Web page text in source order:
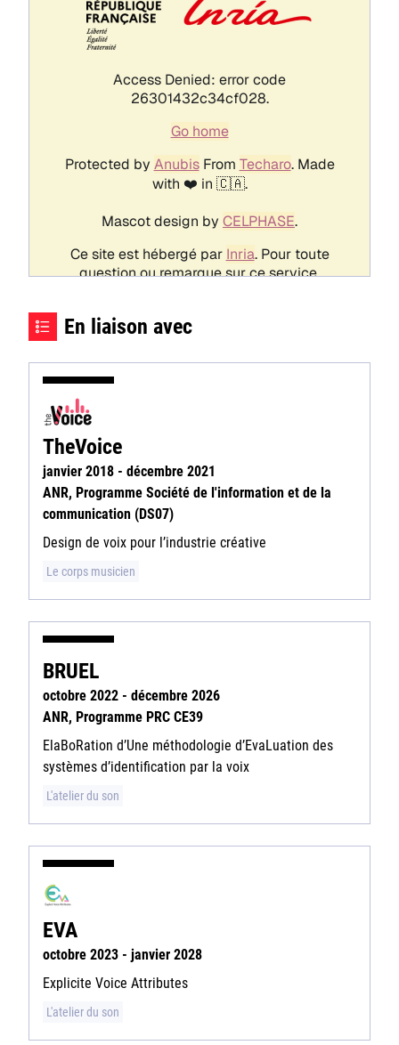
En liaison avec
TheVoice
janvier 2018 - décembre 2021
ANR, Programme Société de l'information et de la
communication (DS07)
Design de voix pour l’industrie créative
Le corps musicien
BRUEL
octobre 2022 - décembre 2026
ANR, Programme PRC CE39
ElaBoRation d’Une méthodologie d’EvaLuation des
systèmes d’identification par la voix
L'atelier du son
EVA
octobre 2023 - janvier 2028
Explicite Voice Attributes
L'atelier du son